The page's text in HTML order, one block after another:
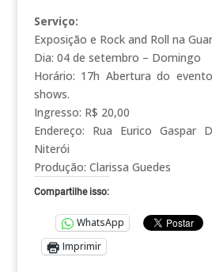
Serviço:
Exposição e Rock and Roll na
Dia: 04 de setembro – Domingo
Horário: 17h Abertura do
shows.
Ingresso: R$ 20,00
Endereço: Rua Eurico Gaspar
Niterói
Produção: Clarissa Guedes
Compartilhe isso:
WhatsApp
Imprimir